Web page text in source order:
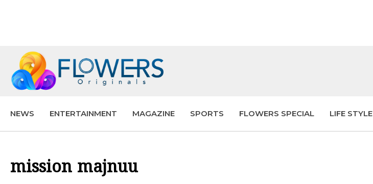
NEWS ENTERTAINMENT MAGAZINE SPORTS FLOWERS SPECIAL LIFE STYLE
mission majnuu